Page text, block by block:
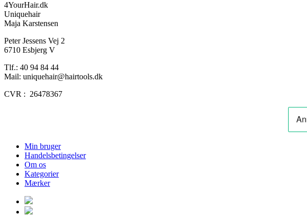
4YourHair.dk
Uniquehair
Maja Karstensen
Peter Jessens Vej 2
6710 Esbjerg V
Tlf.: 40 94 84 44
Mail: uniquehair@hairtools.dk
CVR : 26478367
Min bruger
Handelsbetingelser
Om os
Kategorier
Mærker